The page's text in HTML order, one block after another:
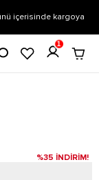
Daha Fazla Bilgi
1
%35 İNDİRİM!